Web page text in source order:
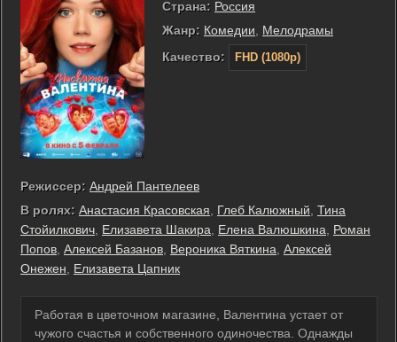
Страна: Россия
Жанр: Комедии
Мелодрамы
Качество:
FHD (1080p)
Режиссер: Андрей Пантелеев
В ролях: Анастасия Красовская Глеб Калюжный Тина
Стойилкович Елизавета Шакира Елена Валюшкина
Роман
Попов Алексей Базанов Вероника Вяткина Алексей
Онежен
Елизавета Цапник
Работая в цветочном магазине, Валентина устает от
чужого счастья и собственного одиночества. Однажды